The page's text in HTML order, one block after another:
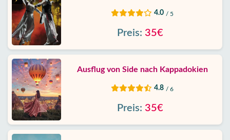
4.0 / 5
Preis: 35€
Ausflug von Side nach Kappadokien
4.8 / 6
Preis: 35€